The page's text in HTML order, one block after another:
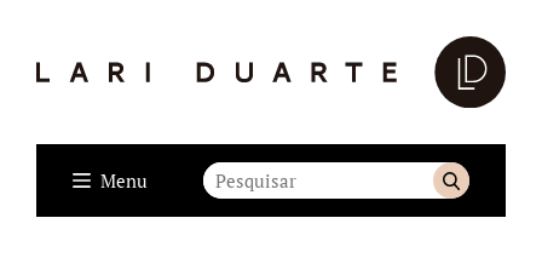
Menu